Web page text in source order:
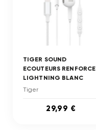
TIGER SOUND
ECOUTEURS RENFORCE
LIGHTNING BLANC
Tiger
29,99 €